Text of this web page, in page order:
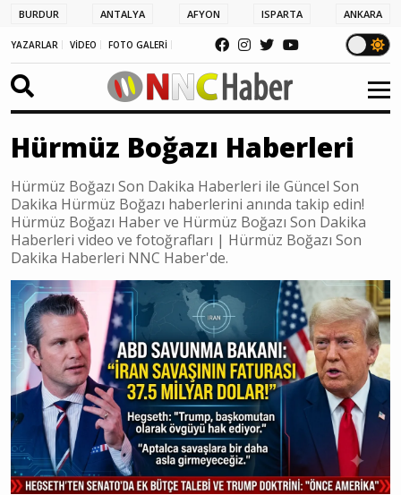
BURDUR ANTALYA AFYON ISPARTA ANKARA
YAZARLAR VİDEO FOTO GALERİ
Hürmüz Boğazı Haberleri
Hürmüz Boğazı Son Dakika Haberleri ile Güncel Son
Dakika Hürmüz Boğazı haberlerini anında takip edin!
Hürmüz Boğazı Haber ve Hürmüz Boğazı Son Dakika
Haberleri video ve fotoğrafları | Hürmüz Boğazı Son
Dakika Haberleri NNC Haber'de.